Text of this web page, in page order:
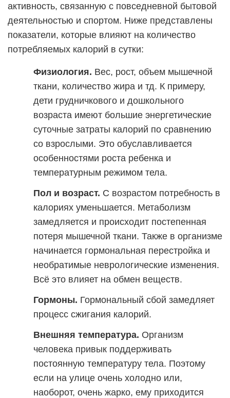
активность, связанную с повседневной бытовой
деятельностью и спортом. Ниже представлены
показатели, которые влияют на количество
потребляемых калорий в сутки:
Физиология. Вес, рост, объем мышечной
ткани, количество жира и тд. К примеру,
дети грудничкового и дошкольного
возраста имеют большие энергетические
суточные затраты калорий по сравнению
со взрослыми. Это обуславливается
особенностями роста ребенка и
температурным режимом тела.
Пол и возраст. С возрастом потребность в
калориях уменьшается. Метаболизм
замедляется и происходит постепенная
потеря мышечной ткани. Также в организме
начинается гормональная перестройка и
необратимые неврологические изменения.
Всё это влияет на обмен веществ.
Гормоны. Гормональный сбой замедляет
процесс сжигания калорий.
Внешняя температура. Организм
человека привык поддерживать
постоянную температуру тела. Поэтому
если на улице очень холодно или,
наоборот, очень жарко, ему приходится